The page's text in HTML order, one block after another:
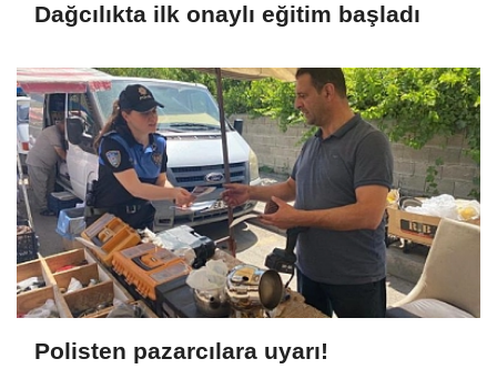
Dağcılıkta ilk onaylı eğitim başladı
Polisten pazarcılara uyarı!